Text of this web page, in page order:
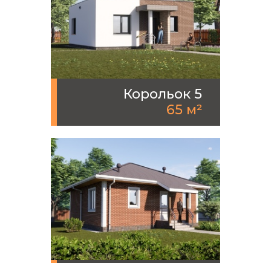
Корольок 5
65 м²